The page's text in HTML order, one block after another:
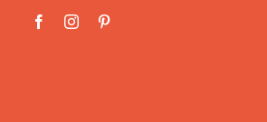
FacebookInstagram